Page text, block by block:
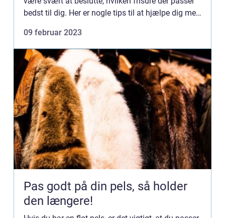
bedst til dig. Her er nogle tips til at hjælpe dig med
vælge d...
09 februar 2023
Pas godt på din pels, så holder
den længere!